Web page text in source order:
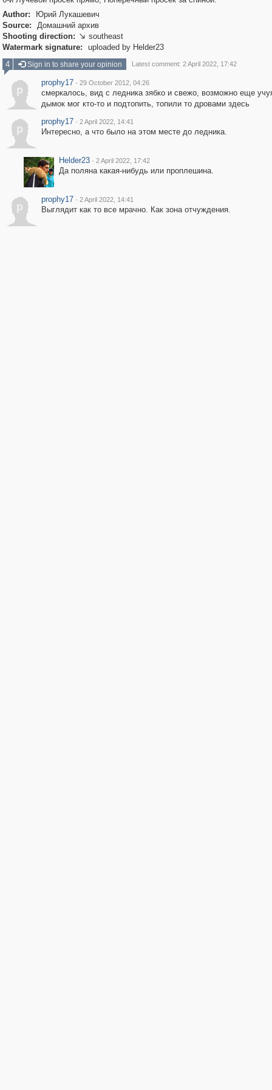
Author:
Юрий Лукашевич
Source:
Домашний архив
Shooting direction:  southeast
Watermark signature:
uploaded by Helder23
4
Sign in to share your opinion Latest comment: 2 April 2022, 17:42
p
prophy17 · 29 October 2012, 04:26
смеркалось, вид с ледника зябко и свежо, возможно еще
дымок мог кто-то и подтопить, топили то дровами здесь
p
prophy17 · 2 April 2022, 14:41
Интересно, а что было на этом месте до ледника.
Helder23 · 2 April 2022, 17:42
Да поляна какая-нибудь или проплешина.
p
prophy17 · 2 April 2022, 14:41
Выглядит как то все мрачно. Как зона отчуждения.